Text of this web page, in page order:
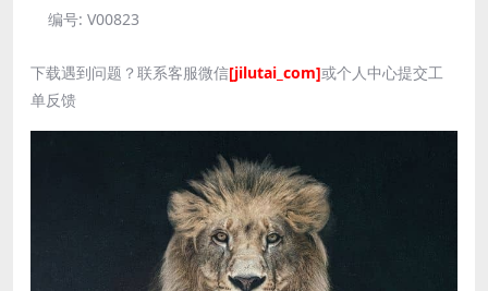
编号: V00823
下载遇到问题？联系客服微信[jilutai_com]或个人中心提交工
单反馈